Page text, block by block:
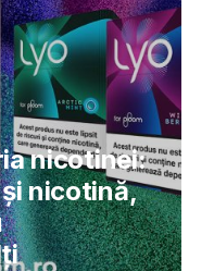
nicotinei:
nicotină,